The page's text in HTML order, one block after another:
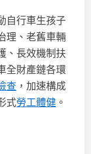
自行車生孩子
理、老舊車輛
、長效機制扶
全財產鏈各環
查 ，加速構成
式勞工體健 。